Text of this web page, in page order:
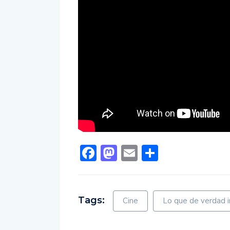
Facebook
Mastodon
Email
Tags: Cine Lo que de verdad